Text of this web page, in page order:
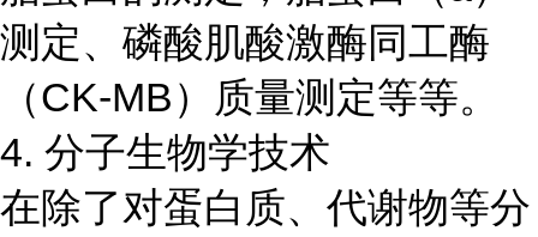
测定、磷酸肌酸激酶同工酶
（CK-MB）质量测定等等。
4. 分子生物学技术
在除了对蛋白质、代谢物等分